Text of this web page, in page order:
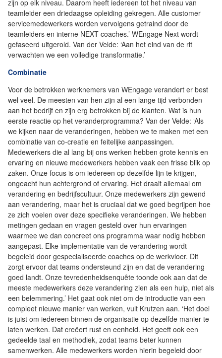
zijn op elk niveau. Daarom heeft iedereen tot het niveau van
teamleider een driedaagse opleiding gekregen. Alle customer
servicemedewerkers worden vervolgens getraind door de
teamleiders en interne NEXT-coaches.’ WEngage Next wordt
gefaseerd uitgerold. Van der Velde: ‘Aan het eind van de rit
verwachten we een volledige transformatie.’
Combinatie
Voor de betrokken werknemers van WEngage verandert er best
wel veel. De meesten van hen zijn al een lange tijd verbonden
aan het bedrijf en zijn erg betrokken bij de klanten. Wat is hun
eerste reactie op het veranderprogramma? Van der Velde: ‘Als
we kijken naar de veranderingen, hebben we te maken met een
combinatie van co-creatie en feitelijke aanpassingen.
Medewerkers die al lang bij ons werken hebben grote kennis en
ervaring en nieuwe medewerkers hebben vaak een frisse blik op
zaken. Onze focus is om iedereen op dezelfde lijn te krijgen,
ongeacht hun achtergrond of ervaring. Het draait allemaal om
verandering en bedrijfscultuur. Onze medewerkers zijn gewend
aan verandering, maar het is cruciaal dat we goed begrijpen hoe
ze zich voelen over deze specifieke veranderingen. We hebben
metingen gedaan en vragen gesteld over hun ervaringen
waarmee we dan concreet ons programma waar nodig hebben
aangepast. Elke implementatie van de verandering wordt
begeleid door gespecialiseerde coaches op de werkvloer. Dit
zorgt ervoor dat teams ondersteund zijn en dat de verandering
goed landt. Onze tevredenheidsenquête toonde ook aan dat de
meeste medewerkers deze verandering zien als een hulp, niet als
een belemmering.’ Het gaat ook niet om de introductie van een
compleet nieuwe manier van werken, vult Krutzen aan. ‘Het doel
is juist om iedereen binnen de organisatie op dezelfde manier te
laten werken. Dat creëert rust en eenheid. Het geeft ook een
gedeelde taal en methodiek, zodat teams beter kunnen
samenwerken. Alle medewerkers worden hierin begeleid door